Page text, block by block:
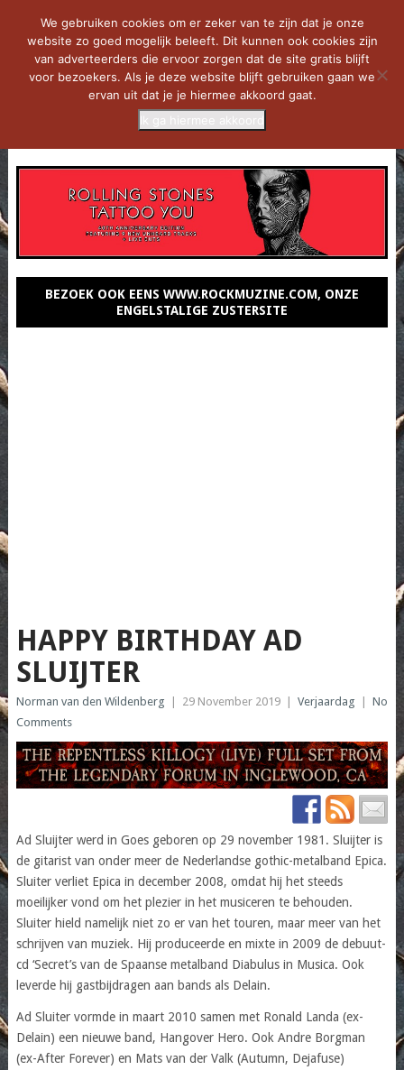
BEZOEK OOK EENS WWW.ROCKMUZINE.COM, ONZE
ENGELSTALIGE ZUSTERSITE
HAPPY BIRTHDAY AD
SLUIJTER
Norman van den Wildenberg 29 November 2019 Verjaardag
No
Comments
Ad Sluijter werd in Goes geboren op 29 november 1981. Sluijter is
de gitarist van onder meer de Nederlandse gothic-metalband Epica.
Sluiter verliet Epica in december 2008, omdat hij het steeds
moeilijker vond om het plezier in het musiceren te behouden.
Sluiter hield namelijk niet zo er van het touren, maar meer van het
schrijven van muziek. Hij produceerde en mixte in 2009 de debuut-
cd ‘Secret’s van de Spaanse metalband Diabulus in Musica. Ook
leverde hij gastbijdragen aan bands als Delain.
Ad Sluiter vormde in maart 2010 samen met Ronald Landa (ex-
Delain) een nieuwe band, Hangover Hero. Ook Andre Borgman
(ex-After Forever) en Mats van der Valk (Autumn, Dejafuse)
We gebruiken cookies om er zeker van te zijn dat je onze
website zo goed mogelijk beleeft. Dit kunnen ook cookies zijn
van adverteerders die ervoor zorgen dat de site gratis blijft
voor bezoekers. Als je deze website blijft gebruiken gaan we
ervan uit dat je je hiermee akkoord gaat.
Ik ga hiermee akkoord